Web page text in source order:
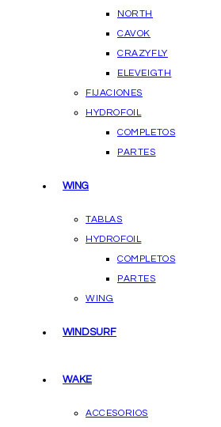
NORTH
CAVOK
CRAZYFLY
ELEVEIGTH
FIJACIONES
HYDROFOIL
COMPLETOS
PARTES
WING
TABLAS
HYDROFOIL
COMPLETOS
PARTES
WING
WINDSURF
WAKE
ACCESORIOS